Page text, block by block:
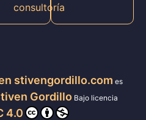
consultoría
stivengordillo.com es
Gordillo Bajo licencia
4.0